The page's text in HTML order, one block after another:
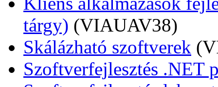
tárgy) (VIAUAV38)
Skálázható szoftverek
Szoftverfejlesztés .NET